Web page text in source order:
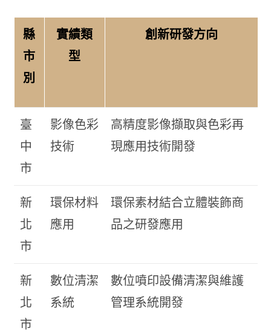
縣
市
別
實績類
型
創新研發方向
臺
中
市
影像色彩
技術
高精度影像擷取與色彩再
現應用技術開發
新
北
市
環保材料
應用
環保素材結合立體裝飾商
品之研發應用
新
北
市
數位清潔
系統
數位噴印設備清潔與維護
管理系統開發